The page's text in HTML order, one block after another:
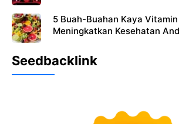
5 Buah-Buahan Kaya
Meningkatkan Kesehatan
Seedbacklink